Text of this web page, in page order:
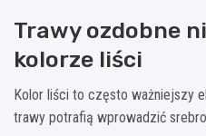
Trawy ozdobne
kolorze liści
Kolor liści to często ważniejszy
trawy potrafią wprowadzić